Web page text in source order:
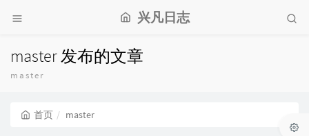
兴凡日志
master 发布的文章
master
首页 master